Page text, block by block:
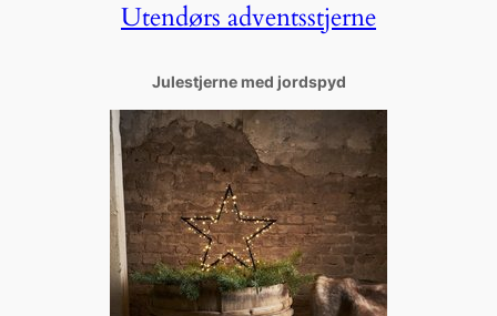
Utendørs adventsstjerne
Julestjerne med jordspyd